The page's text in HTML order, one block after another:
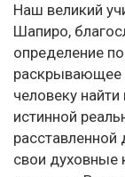
Наш великий
Шапиро,
определение
раскрывающее
человеку
истинной
свои духовные